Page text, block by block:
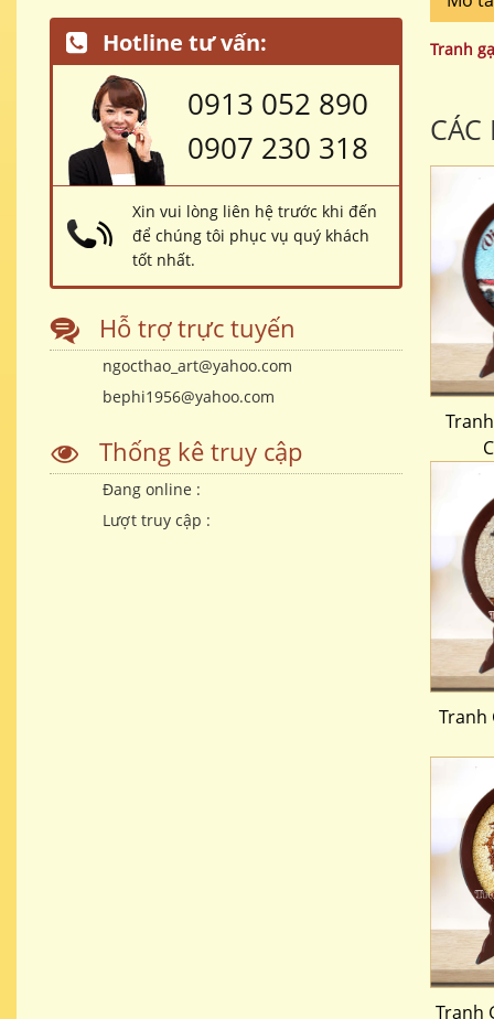
Tranh
Tranh
Tranh
Hotline tư vấn:
0913 052 890
0907 230 318
Xin vui lòng liên hệ trước khi đến
để chúng tôi phục vụ quý khách
tốt nhất.
Hỗ trợ trực tuyến
ngocthao_art@yahoo.com
bephi1956@yahoo.com
Thống kê truy cập
Đang online :
Lượt truy cập :